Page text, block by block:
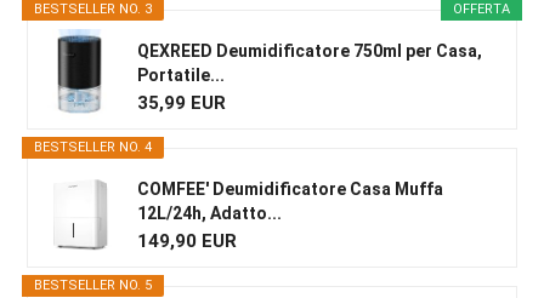
OFFERTA
BESTSELLER NO. 3
QEXREED Deumidificatore 750ml per Casa,
Portatile...
35,99 EUR
BESTSELLER NO. 4
COMFEE' Deumidificatore Casa Muffa
12L/24h, Adatto...
149,90 EUR
BESTSELLER NO. 5